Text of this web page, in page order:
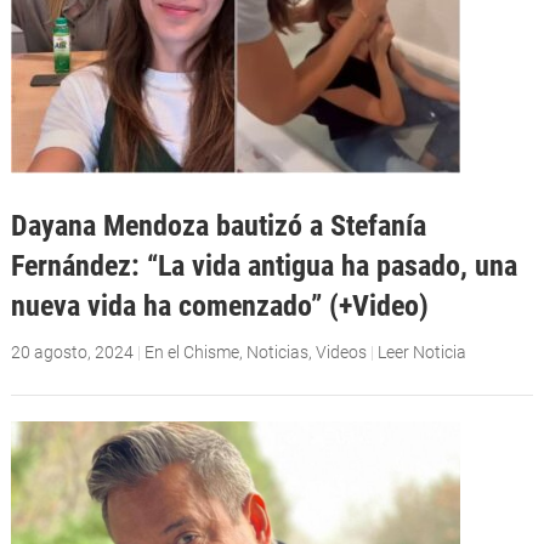
Dayana Mendoza bautizó a Stefanía
Fernández: “La vida antigua ha pasado, una
nueva vida ha comenzado” (+Video)
20 agosto, 2024| En el Chisme, Noticias, Videos | Leer Noticia